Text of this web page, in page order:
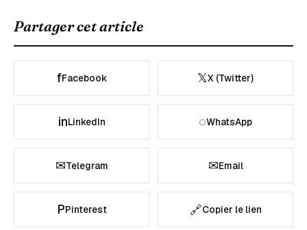
Partager cet article
fFacebook 𝕏X (Twitter)
inLinkedIn ◌WhatsApp
✉Telegram ✉Email
PPinterest 🔗Copier le lien